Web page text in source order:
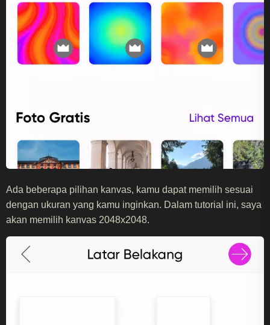
Ada beberapa pilihan kanvas, kamu dapat memilih sesuai
dengan ukuran yang kamu inginkan. Dalam tutorial ini, saya
akan memilih kanvas 2048x2048.